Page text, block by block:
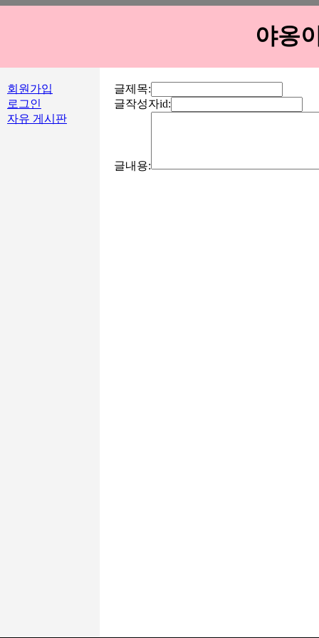
야옹
회원가입
로그인
자유 게시판
글제목:
글작성자id:
글내용: